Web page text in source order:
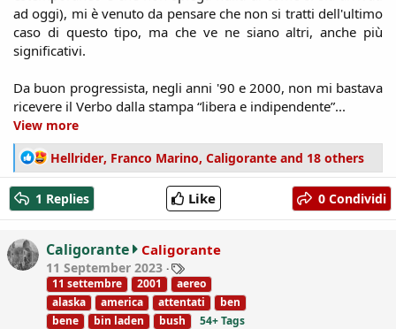
ad oggi), mi è venuto da pensare che non si tratti dell'ultimo
caso di questo tipo, ma che ve ne siano altri, anche più
significativi.
Da buon progressista, negli anni '90 e 2000, non mi bastava
ricevere il Verbo dalla stampa “libera e indipendente”...​
View more
R
e
a
c
t
i
o
n
s
:
Hellrider, Franco Marino, Caligorante and 18 others
1 Replies Like 0 Condividi
Caligorante Caligorante
11 September 2023
T
a
g
s
11 settembre 2001
aereo
alaska
america attentati
ben
bene
bin laden bush 54+ Tags